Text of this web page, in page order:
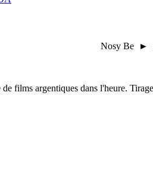
Nosy Be ►
films argentiques dans l'heure.